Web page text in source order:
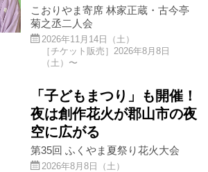
県南エリア
楢葉町 福島県全域
北塩原村 須賀川市
こおりやま寄席 林家正蔵・古今亭
菊之丞二人会
2026年11月14日（土）
［チケット販売］2026年8月8日
（土）〜
「子どもまつり」も開催！
夜は創作花火が郡山市の夜
空に広がる
第35回 ふくやま夏祭り花火大会
2026年8月8日（土）